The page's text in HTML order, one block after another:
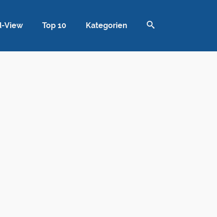
View Top 10 Kategorien